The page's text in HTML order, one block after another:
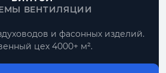
ВЕНТИЛЯЦИИ
и фасонных изделий.
цех 4000+ м².